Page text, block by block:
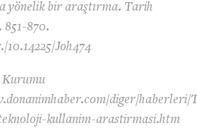
yönelik bir araştırma. Tarih
851-870.
Joh474
diger/haberleri/
kullanim-arastirmasi.htm